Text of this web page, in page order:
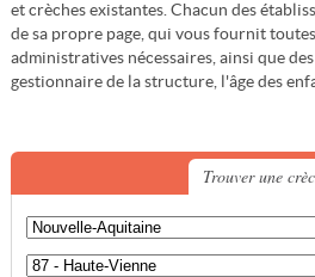
et crèches existantes. Chacun des
de sa propre page, qui vous fournit
administratives nécessaires, ainsi que
gestionnaire de la structure, l'âge des
Trouver une